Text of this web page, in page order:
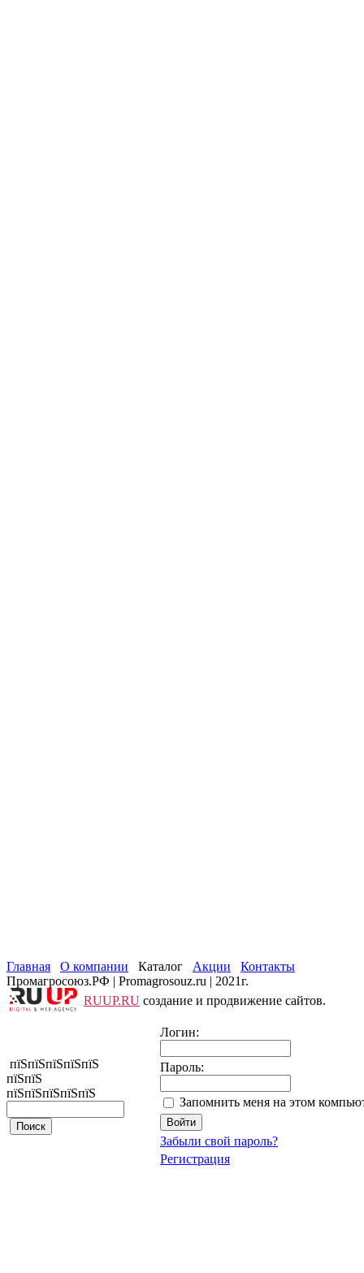
Главная О компании Каталог Акции
Контакты
Промагросоюз.РФ | Promagrosouz.ru | 2021г.
RUUP.RU создание и продвижение сайтов.
пїЅпїЅпїЅпїЅпїЅ
пїЅпїЅ
пїЅпїЅпїЅпїЅпїЅ
Логин:
Пароль:
Запомнить меня на этом
Забыли свой пароль?
Регистрация